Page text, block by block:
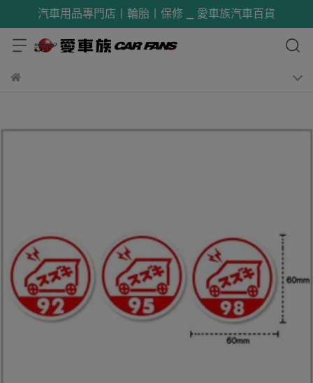
汽車用品專門店丨輪胎丨保修 _ 愛車族汽車百貨